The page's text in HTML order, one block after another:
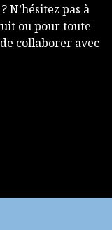
N’hésitez pas à
ou pour toute
collaborer avec